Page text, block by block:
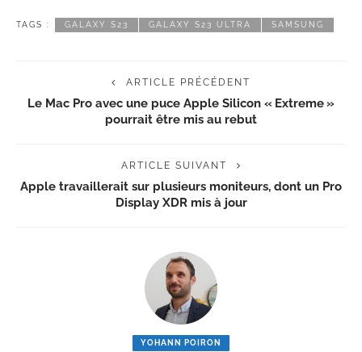
TAGS : GALAXY S23 GALAXY S23 ULTRA SAMSUNG
ARTICLE PRÉCÉDENT
Le Mac Pro avec une puce Apple Silicon « Extreme »
pourrait être mis au rebut
ARTICLE SUIVANT
Apple travaillerait sur plusieurs moniteurs, dont un Pro
Display XDR mis à jour
YOHANN POIRON